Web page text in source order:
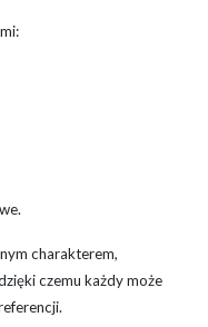
charakterem,
czemu każdy może